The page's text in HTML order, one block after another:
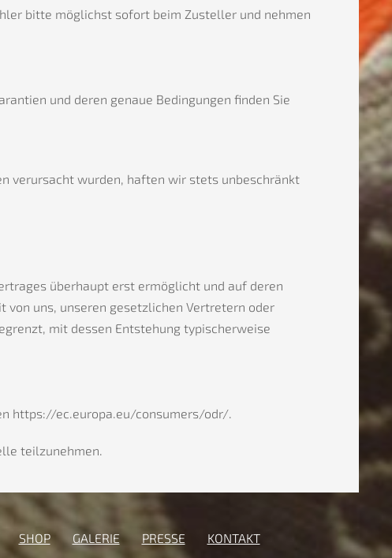
bitte möglichst sofort beim Zusteller und nehmen
und deren genaue Bedingungen finden Sie
verursacht wurden, haften wir stets unbeschränkt
überhaupt erst ermöglicht und auf deren
uns, unseren gesetzlichen Vertretern oder
mit dessen Entstehung typischerweise
https://ec.europa.eu/consumers/odr/.
teilzunehmen.
SHOP GALERIE PRESSE KONTAKT